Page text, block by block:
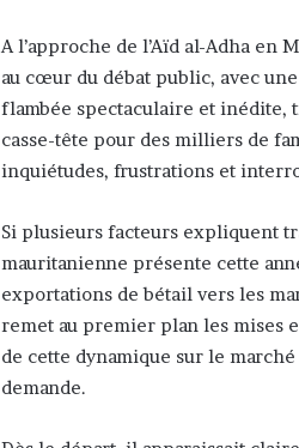
A l’approche de l’Aïd al-Adha en
au cœur du débat public, avec
flambée spectaculaire et inédite,
casse-tête pour des milliers de
inquiétudes, frustrations et
Si plusieurs facteurs expliquent
mauritanienne présente cette
exportations de bétail vers les
remet au premier plan les mises
de cette dynamique sur le
demande.